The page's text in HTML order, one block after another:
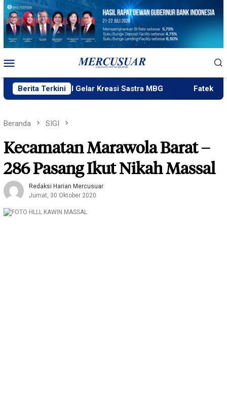
Loncat
konten
Mobile
Berita Terkini
Bakal Gelar Kreasi Sastra MBG Fatek Untad Gelar
Beranda SIGI
Kecamatan Marawola Barat –
286 Pasang Ikut Nikah Massal
Redaksi Harian Mercusuar
Jumat, 30 Oktober 2020